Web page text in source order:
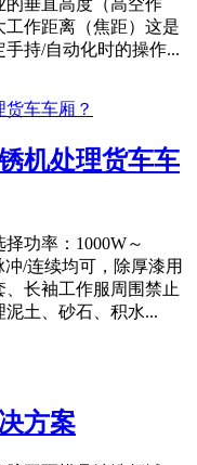
作距离（焦距）这是
持/自动化时的操作...
机处理货车车
功率：1000W～
/连续均可，除厚漆用
长袖工作服周围禁止
土、砂石、积水...
方案